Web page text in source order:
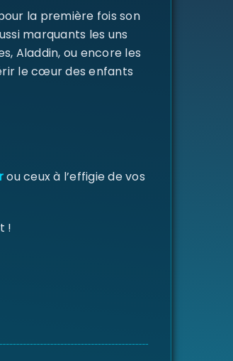
la première fois son
marquants les uns
Aladdin, ou encore les
le cœur des enfants
ou ceux à l’effigie de vos
!